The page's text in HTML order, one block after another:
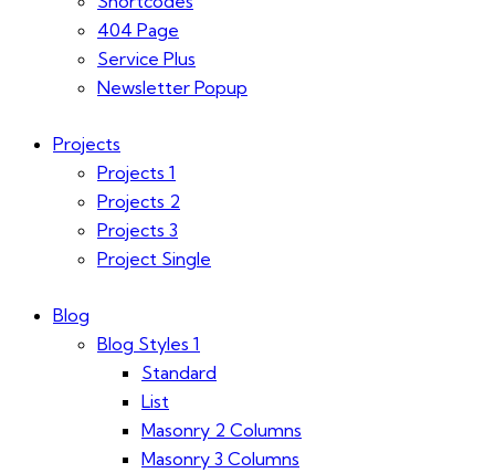
404 Page
Service Plus
Newsletter Popup
Projects
Projects 1
Projects 2
Projects 3
Project Single
Blog
Blog Styles 1
Standard
List
Masonry 2 Columns
Masonry 3 Columns